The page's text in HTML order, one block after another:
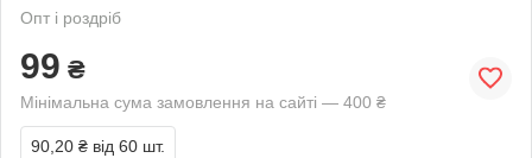
Опт і роздріб
99 ₴
Мінімальна сума замовлення на сайті — 400 ₴
90,20 ₴ від 60 шт.